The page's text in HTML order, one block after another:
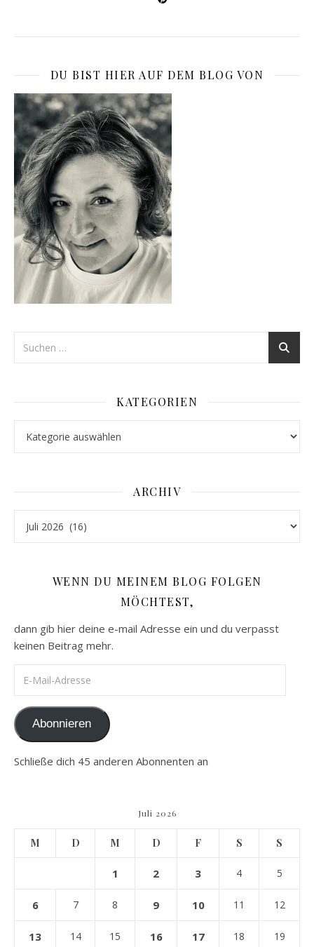
DU BIST HIER AUF DEM BLOG VON
KATEGORIEN
ARCHIV
WENN DU MEINEM BLOG FOLGEN
MÖCHTEST,
dann gib hier deine e-mail Adresse ein und du verpasst
keinen Beitrag mehr.
Abonnieren
Schließe dich 45 anderen Abonnenten an
Juli 2026
M D M D F S S
1 2 3 4 5
6 7 8 9 10 11 12
13 14 15 16 17 18 19